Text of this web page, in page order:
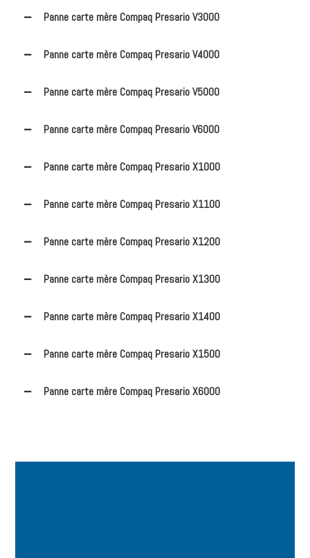
Panne carte mère Compaq Presario V3000
Panne carte mère Compaq Presario V4000
Panne carte mère Compaq Presario V5000
Panne carte mère Compaq Presario V6000
Panne carte mère Compaq Presario X1000
Panne carte mère Compaq Presario X1100
Panne carte mère Compaq Presario X1200
Panne carte mère Compaq Presario X1300
Panne carte mère Compaq Presario X1400
Panne carte mère Compaq Presario X1500
Panne carte mère Compaq Presario X6000